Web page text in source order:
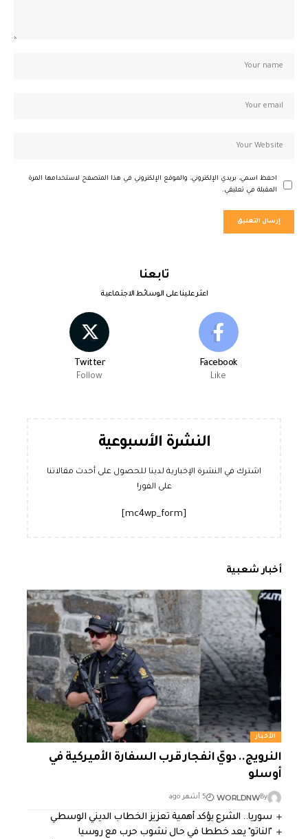
احفظ اسمي، بريدي الإلكتروني، والموقع الإلكتروني في هذا المتصفح لاستخدامها المرة
المقبلة في تعليقي.
تابعنا
اعثر علينا على الوسائط الاجتماعية
Facebook
Like
Twitter
Follow
النشرة الأسبوعية
اشترك في النشرة الإخبارية لدينا للحصول على أحدث مقالاتنا
على الفور!
[mc4wp_form]
أخبار شعبية
الأخبار
النرويج.. دويّ انفجار قرب السفارة الأميركية في
أوسلو
By
WORLDNW 5 أشهر ago
سوريا.. الشرع يؤكد أهمية تعزيز الخطاب الديني الوسطي
"الناتو" يعد خططا في حال نشوب حرب مع روسيا